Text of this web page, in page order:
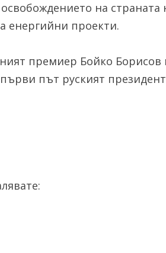
на страната
енергийни проекти.
премиер Бойко Борисов
път руският